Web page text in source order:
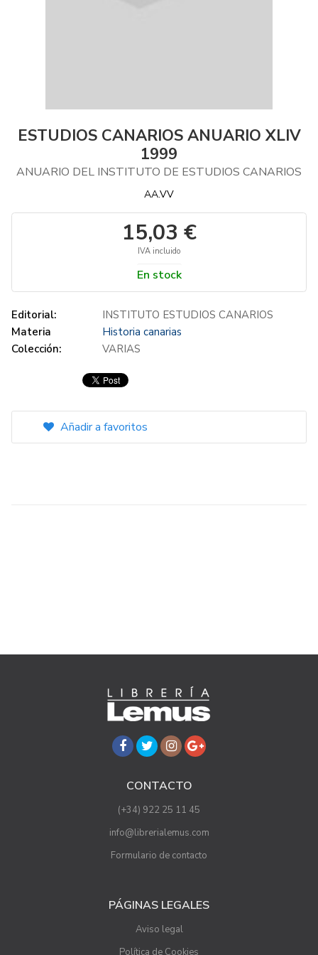
ESTUDIOS CANARIOS ANUARIO XLIV
1999
ANUARIO DEL INSTITUTO DE ESTUDIOS CANARIOS
AA.VV
15,03 €
IVA incluido
En stock
Editorial:
INSTITUTO ESTUDIOS CANARIOS
Materia
Historia canarias
Colección:
VARIAS
Añadir a favoritos
CONTACTO
(+34) 922 25 11 45
info@librerialemus.com
Formulario de contacto
PÁGINAS LEGALES
Aviso legal
Política de Cookies